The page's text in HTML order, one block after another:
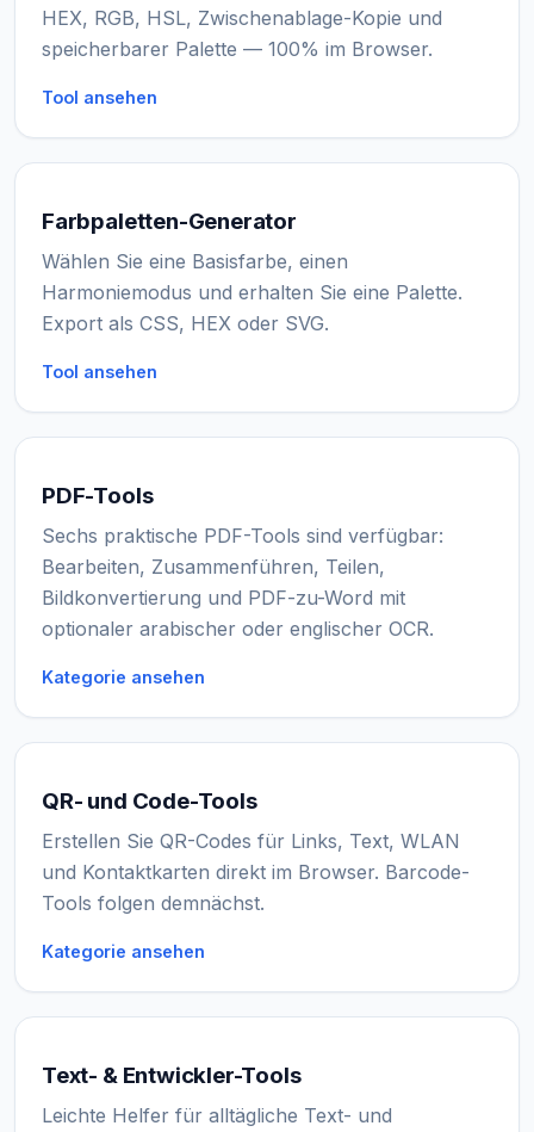
HEX, RGB, HSL, Zwischenablage-Kopie und
speicherbarer Palette — 100% im Browser.
Tool ansehen
Farbpaletten-Generator
Wählen Sie eine Basisfarbe, einen
Harmoniemodus und erhalten Sie eine Palette.
Export als CSS, HEX oder SVG.
Tool ansehen
PDF-Tools
Sechs praktische PDF-Tools sind verfügbar:
Bearbeiten, Zusammenführen, Teilen,
Bildkonvertierung und PDF-zu-Word mit
optionaler arabischer oder englischer OCR.
Kategorie ansehen
QR- und Code-Tools
Erstellen Sie QR-Codes für Links, Text, WLAN
und Kontaktkarten direkt im Browser. Barcode-
Tools folgen demnächst.
Kategorie ansehen
Text- & Entwickler-Tools
Leichte Helfer für alltägliche Text- und